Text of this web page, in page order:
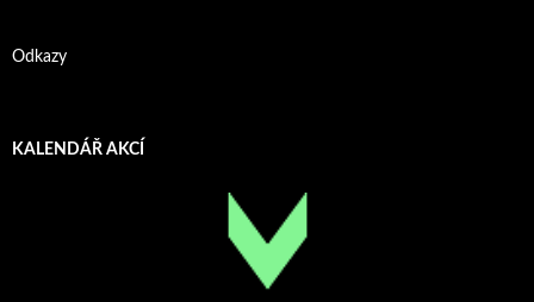
Odkazy
KALENDÁŘ AKCÍ